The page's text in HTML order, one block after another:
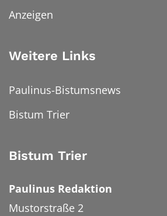
Anzeigen
Weitere Links
Paulinus-Bistumsnews
Bistum Trier
Bistum Trier
Paulinus Redaktion
Mustorstraße 2